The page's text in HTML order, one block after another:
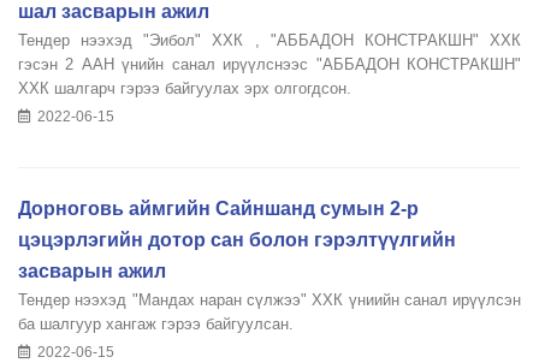
шал засварын ажил
Тендер нээхэд "Эибол" ХХК , "АББАДОН КОНСТРАКШН" ХХК
гэсэн 2 ААН үнийн санал ирүүлснээс "АББАДОН КОНСТРАКШН"
ХХК шалгарч гэрээ байгуулах эрх олгогдсон.
2022-06-15
Дорноговь аймгийн Сайншанд сумын 2-р
цэцэрлэгийн дотор сан болон гэрэлтүүлгийн
засварын ажил
Тендер нээхэд "Мандах наран сүлжээ" ХХК үниийн санал ирүүлсэн
ба шалгуур хангаж гэрээ байгуулсан.
2022-06-15